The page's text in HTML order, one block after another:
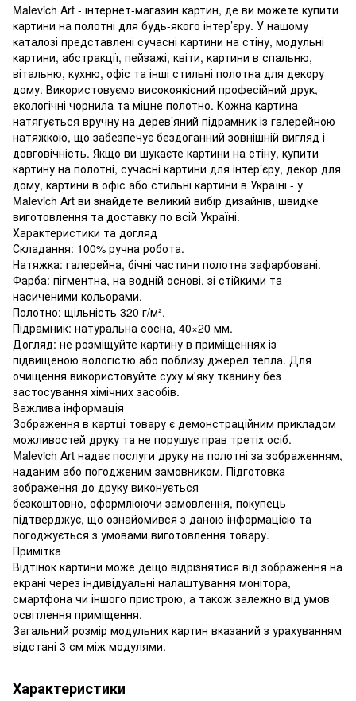
Malevich Art - інтернет-магазин картин, де ви можете купити
картини на полотні для будь-якого інтер’єру. У нашому
каталозі представлені сучасні картини на стіну, модульні
картини, абстракції, пейзажі, квіти, картини в спальню,
вітальню, кухню, офіс та інші стильні полотна для декору
дому. Використовуємо високоякісний професійний друк,
екологічні чорнила та міцне полотно. Кожна картина
натягується вручну на дерев’яний підрамник із галерейною
натяжкою, що забезпечує бездоганний зовнішній вигляд і
довговічність. Якщо ви шукаєте картини на стіну, купити
картину на полотні, сучасні картини для інтер’єру, декор для
дому, картини в офіс або стильні картини в Україні - у
Malevich Art ви знайдете великий вибір дизайнів, швидке
виготовлення та доставку по всій Україні.
Характеристики та догляд
Складання: 100% ручна робота.
Натяжка: галерейна, бічні частини полотна зафарбовані.
Фарба: пігментна, на водній основі, зі стійкими та
насиченими кольорами.
Полотно: щільність 320 г/м².
Підрамник: натуральна сосна, 40×20 мм.
Догляд: не розміщуйте картину в приміщеннях із
підвищеною вологістю або поблизу джерел тепла. Для
очищення використовуйте суху м'яку тканину без
застосування хімічних засобів.
Важлива інформація
Зображення в картці товару є демонстраційним прикладом
можливостей друку та не порушує прав третіх осіб.
Malevich Art надає послуги друку на полотні за зображенням,
наданим або погодженим замовником. Підготовка
зображення до друку виконується
безкоштовно, оформлюючи замовлення, покупець
підтверджує, що ознайомився з даною інформацією та
погоджується з умовами виготовлення товару.
Примітка
Відтінок картини може дещо відрізнятися від зображення на
екрані через індивідуальні налаштування монітора,
смартфона чи іншого пристрою, а також залежно від умов
освітлення приміщення.
Загальний розмір модульних картин вказаний з урахуванням
відстані 3 см між модулями.
Характеристики